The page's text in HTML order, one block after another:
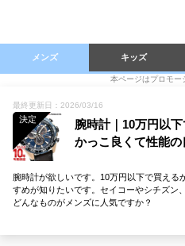
メンズ キッズ
本ページはプロモー
最終更新日：2026/03/16
決定
腕時計｜10万円以
かっこ良くて性能の
腕時計が欲しいです。10万円以下で買える
すめが知りたいです。セイコーやシチズン
どんなものがメンズに人気ですか？